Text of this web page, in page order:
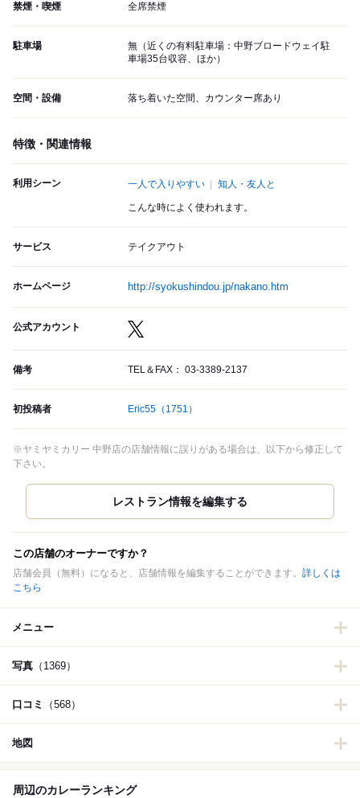
禁煙・喫煙 全席禁煙
駐車場
無（近くの有料駐車場：中野ブロードウェイ駐
車場35台収容、ほか）
空間・設備 落ち着いた空間、カウンター席あり
特徴・関連情報
利用シーン 一人で入りやすい 知人・友人と
こんな時によく使われます。
サービス テイクアウト
ホームページ http://syokushindou.jp/nakano.htm
公式アカウント
備考 TEL＆FAX： 03-3389-2137
初投稿者 Eric55 （1751）
※ヤミヤミカリー 中野店の店舗情報に誤りがある場合は、以下から修正して
下さい。
この店舗のオーナーですか？
店舗会員（無料）になると、店舗情報を編集することができます。 詳しくは
こちら
メニュー
写真 （1369）
口コミ （568）
地図
周辺のカレーランキング